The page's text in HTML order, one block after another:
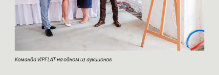
Команда VIPFLAT на одном из аукционов